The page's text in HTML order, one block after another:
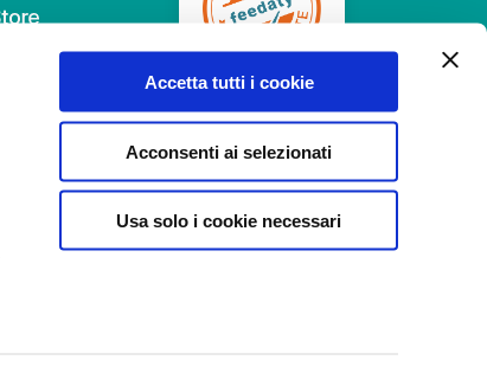
Accetta tutti i cookie
Acconsenti ai selezionati
Usa solo i cookie necessari
Feedaty4.7/5
-385